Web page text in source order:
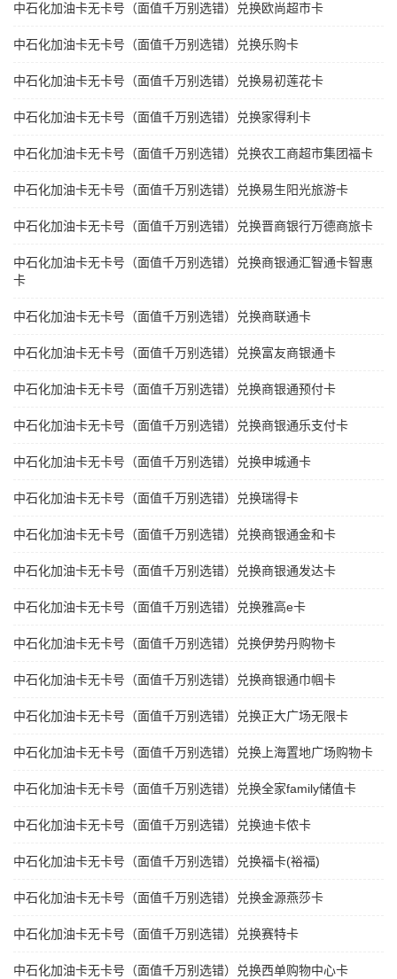
中石化加油卡无卡号（面值千万别选错）兑换欧尚超市卡
中石化加油卡无卡号（面值千万别选错）兑换乐购卡
中石化加油卡无卡号（面值千万别选错）兑换易初莲花卡
中石化加油卡无卡号（面值千万别选错）兑换家得利卡
中石化加油卡无卡号（面值千万别选错）兑换农工商超市集团福卡
中石化加油卡无卡号（面值千万别选错）兑换易生阳光旅游卡
中石化加油卡无卡号（面值千万别选错）兑换晋商银行万德商旅卡
中石化加油卡无卡号（面值千万别选错）兑换商银通汇智通卡智惠
卡
中石化加油卡无卡号（面值千万别选错）兑换商联通卡
中石化加油卡无卡号（面值千万别选错）兑换富友商银通卡
中石化加油卡无卡号（面值千万别选错）兑换商银通预付卡
中石化加油卡无卡号（面值千万别选错）兑换商银通乐支付卡
中石化加油卡无卡号（面值千万别选错）兑换申城通卡
中石化加油卡无卡号（面值千万别选错）兑换瑞得卡
中石化加油卡无卡号（面值千万别选错）兑换商银通金和卡
中石化加油卡无卡号（面值千万别选错）兑换商银通发达卡
中石化加油卡无卡号（面值千万别选错）兑换雅高e卡
中石化加油卡无卡号（面值千万别选错）兑换伊势丹购物卡
中石化加油卡无卡号（面值千万别选错）兑换商银通巾帼卡
中石化加油卡无卡号（面值千万别选错）兑换正大广场无限卡
中石化加油卡无卡号（面值千万别选错）兑换上海置地广场购物卡
中石化加油卡无卡号（面值千万别选错）兑换全家family储值卡
中石化加油卡无卡号（面值千万别选错）兑换迪卡侬卡
中石化加油卡无卡号（面值千万别选错）兑换福卡(裕福)
中石化加油卡无卡号（面值千万别选错）兑换金源燕莎卡
中石化加油卡无卡号（面值千万别选错）兑换赛特卡
中石化加油卡无卡号（面值千万别选错）兑换西单购物中心卡